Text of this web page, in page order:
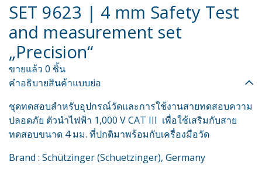
SET 9623 | 4 mm Safety Test
and measurement set
„Precision“
ขายแล้ว 0 ชิ้น
คำอธิบายสินค้าแบบย่อ
ชุดทดสอบสำหรับอุปกรณ์วัดและการใช้งานสายทดสอบความ
ปลอดภัย ตัวนำไฟฟ้า 1,000 V CAT III เพื่อใช้เสริมกับสาย
ทดสอบขนาด 4 มม. ที่ปกติมาพร้อมกับเครื่องมือวัด
Brand : Schützinger (Schuetzinger), Germany